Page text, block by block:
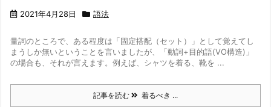
2021年4月28日 語法
量詞のところで、ある程度は「固定搭配（セット）」として覚えてし
まうしか無いということを言いましたが、「動詞+目的語(VO構造)」
の場合も、それが言えます。 例えば、シャツを着る、靴を ...
記事を読む 着るべき ...